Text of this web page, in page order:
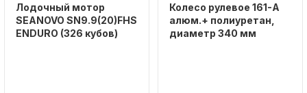
Лодочный мотор
SEANOVO SN9.9(20)FHS
ENDURO (326 кубов)
Колесо рулевое 161-A
алюм.+ полиуретан,
диаметр 340 мм